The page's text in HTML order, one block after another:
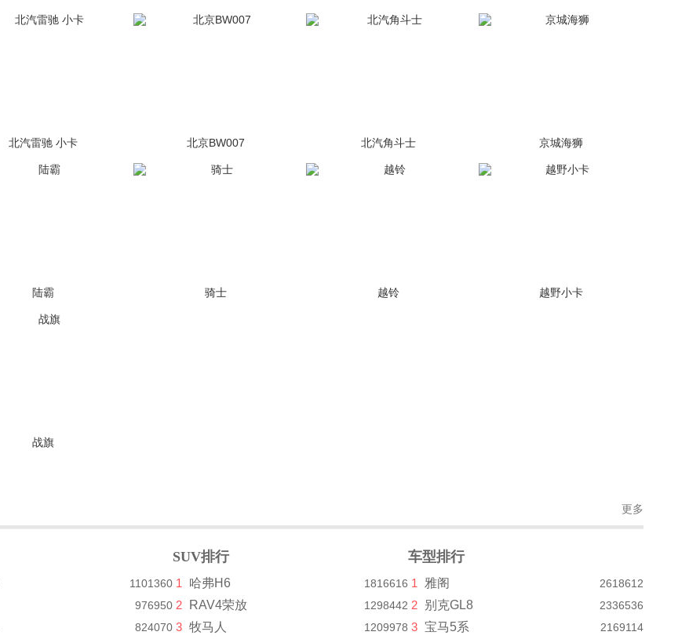
北汽雷驰 小卡
北京BW007
北汽角斗士
京城海狮
陆霸
骑士
越铃
越野小卡
战旗
更多
1101360
976950
824070
SUV排行
1 哈弗H6 1816616
2 RAV4荣放 1298442
3 牧马人 1209978
车型排行
1 雅阁 2618612
2 别克GL8 2336536
3 宝马5系 2169114